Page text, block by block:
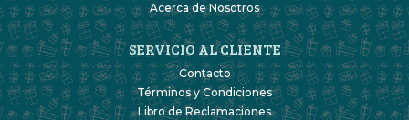
Acerca de Nosotros
SERVICIO AL CLIENTE
Contacto
Términos y Condiciones
Libro de Reclamaciones